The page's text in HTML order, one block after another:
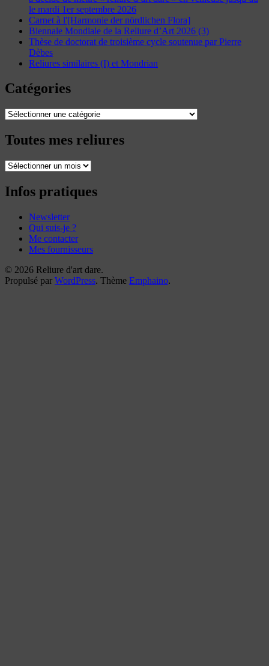
le mardi 1er septembre 2026
Carnet à l'[Harmonie der nördlichen Flora]
Biennale Mondiale de la Reliure d’Art 2026 (3)
Thèse de doctorat de troisième cycle soutenue par Pierre
Dèbes
Reliures similaires (I) et Mondrian
Catégories
Catégories
Toutes mes reliures
Toutes
reliures
Infos pratiques
Newsletter
Qui suis-je ?
Me contacter
Mes fournisseurs
© 2026 Reliure d'art dare.
Propulsé par WordPress. Thème Emphaino.